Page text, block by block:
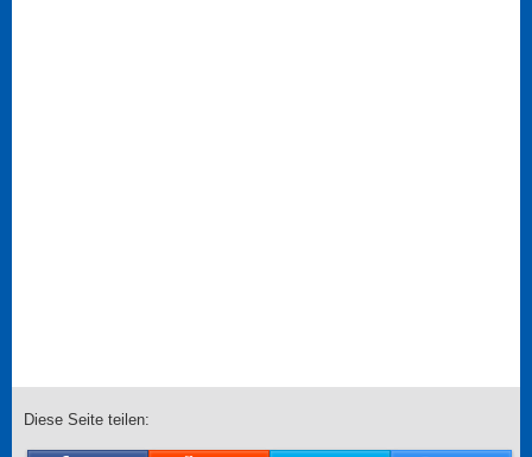
Diese Seite teilen: